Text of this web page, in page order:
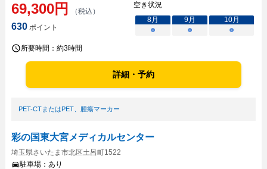
69,300円 （税込）
630ポイント
空き状況
8月 9月 10月
○
○ ○
所要時間： 約3時間
詳細・予約
PET-CTまたはPET、 腫瘍マーカー
彩の国東大宮メディカルセンター
埼玉県さいたま市北区土呂町1522
駐車場： あり